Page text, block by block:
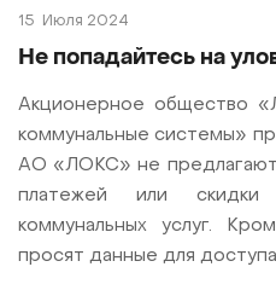
15 Июля 2024
Не попадайтесь на
Акционерное общество
коммунальные системы»
АО «ЛОКС» не
платежей или
коммунальных услуг.
просят данные для доступа